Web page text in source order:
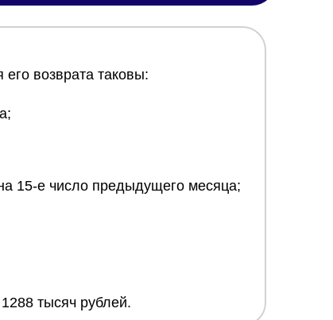
возврата таковы:
15-е число предыдущего месяца;
тысяч рублей.